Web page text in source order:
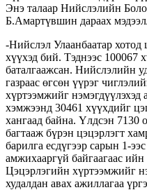
Энэ талаар Нийслэлийн
Б.Амартүвшин дараах
-Нийслэл Улаанбаатар
хүүхэд бий. Тэднээс 100067
баталгаажсан. Нийслэлийн
газраас өгсөн үүрэг
хүртээмжийг нэмэгдүүлэхэд
хэмжээнд 30461 хүүхдийг
хангаад байна. Үлдсэн 7130
багтааж бүрэн цэцэрлэгт
барилга есдүгээр сарын 1-
амжихааргүй байгаагаас
Цэцэрлэгийн хүртээмжийг
худалдан авах ажиллагаа